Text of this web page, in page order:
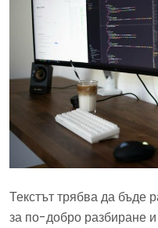
Текстът трябва да бъде
за по-добро разбиране